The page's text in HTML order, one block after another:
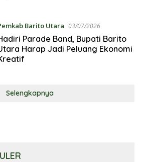
Barito Utara 03/07/2026
Parade Band, Bupati Barito
Harap Jadi Peluang Ekonomi
Selengkapnya